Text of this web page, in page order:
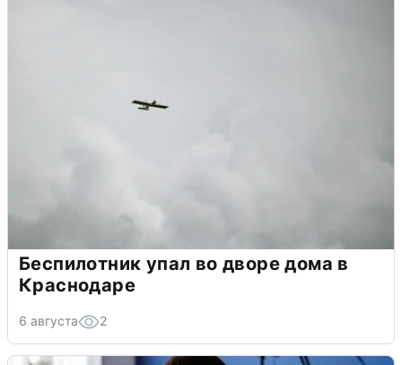
Беспилотник упал во дворе дома в
Краснодаре
6 августа 2